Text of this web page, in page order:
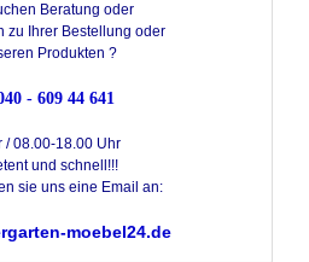
Beratung oder
zu Ihrer Bestellung oder
Produkten ?
- 609 44 641
/ 08.00-18.00 Uhr
und schnell!!!
sie uns eine Email an:
moebel24.de